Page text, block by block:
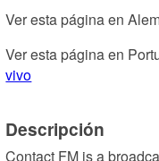
Ver esta página en
Ver esta página en
vivo
Descripción
Contact FM is a